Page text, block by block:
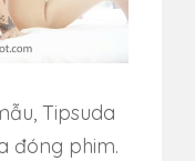
Tipsuda
đóng phim.